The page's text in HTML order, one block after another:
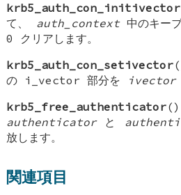
krb5_auth_con_initivector
て、 auth_context中のキーブ
0 クリアします。
krb5_auth_con_setivector
の i_vector 部分を
ivector
krb5_free_authenticator
authenticatorと
放します。
関連項目